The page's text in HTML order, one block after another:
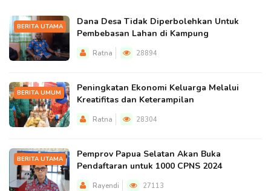
BERITA UTAMA
Dana Desa Tidak Diperbolehkan Untuk
Pembebasan Lahan di Kampung
Ratna 28894
BERITA UMUM
Peningkatan Ekonomi Keluarga Melalui
Kreatifitas dan Keterampilan
Ratna 28304
BERITA UTAMA
Pemprov Papua Selatan Akan Buka
Pendaftaran untuk 1000 CPNS 2024
Rayendi 27113